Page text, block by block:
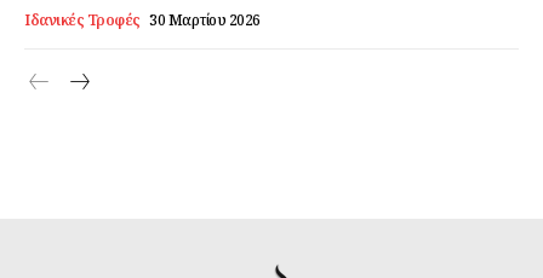
Ιδανικές Τροφές 30 Μαρτίου 2026